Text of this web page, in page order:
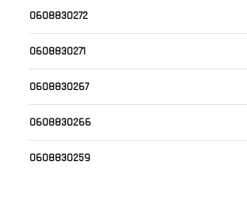
0608830272
0608830271
0608830267
0608830266
0608830259